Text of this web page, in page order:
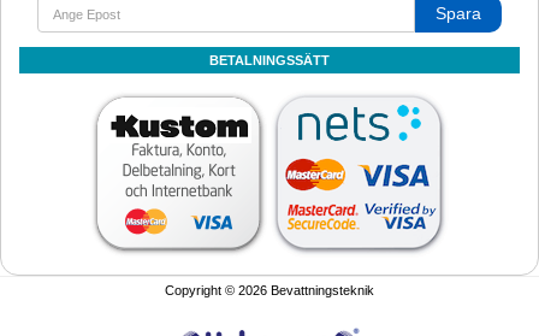
Spara
BETALNINGSSÄTT
Copyright © 2026 Bevattningsteknik